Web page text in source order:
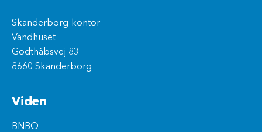
Skanderborg-kontor
Vandhuset
Godthåbsvej 83
8660 Skanderborg
Viden
BNBO